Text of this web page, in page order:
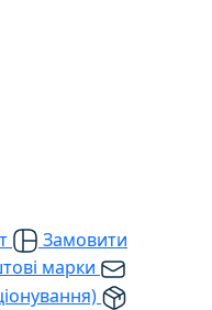
Замовити
марки